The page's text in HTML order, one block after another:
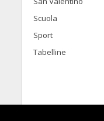
Scuola
Sport
Tabelline